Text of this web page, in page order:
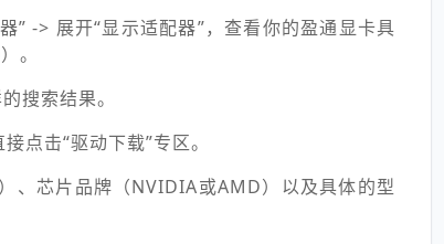
” -> 展开“显示适配器”，查看你的盈通显卡具
。
搜索结果。
点击“驱动下载”专区。
、芯片品牌（NVIDIA或AMD）以及具体的型